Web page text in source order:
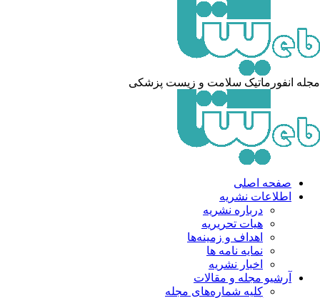
انفورماتیک سلامت و زیست پزشکی
صفحه اصلی
اطلاعات نشریه
درباره نشریه
هیات تحریریه
اهداف و زمینه‌ها
نمایه نامه ها
اخبار نشریه
آرشیو مجله و مقالات
کلیه شماره‌های مجله